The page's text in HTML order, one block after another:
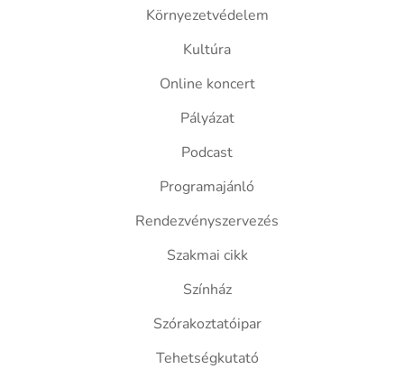
Környezetvédelem
Kultúra
Online koncert
Pályázat
Podcast
Programajánló
Rendezvényszervezés
Szakmai cikk
Színház
Szórakoztatóipar
Tehetségkutató